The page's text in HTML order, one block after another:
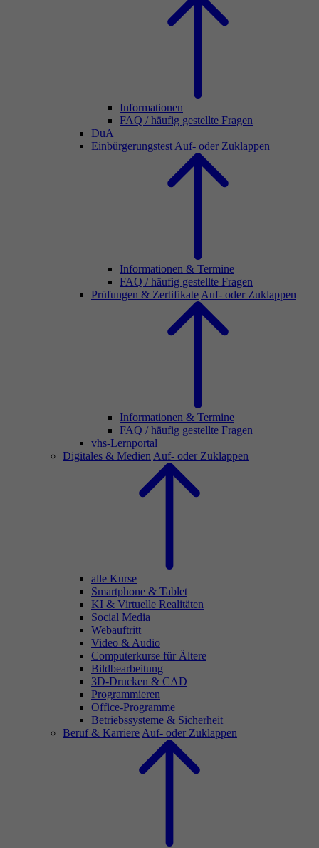
Informationen
FAQ / häufig gestellte Fragen
DuA
Einbürgerungstest Auf- oder Zuklappen
Informationen & Termine
FAQ / häufig gestellte Fragen
Prüfungen & Zertifikate Auf- oder Zuklappen
Informationen & Termine
FAQ / häufig gestellte Fragen
vhs-Lernportal
Digitales & Medien Auf- oder Zuklappen
alle Kurse
Smartphone & Tablet
KI & Virtuelle Realitäten
Social Media
Webauftritt
Video & Audio
Computerkurse für Ältere
Bildbearbeitung
3D-Drucken & CAD
Programmieren
Office-Programme
Betriebssysteme & Sicherheit
Beruf & Karriere Auf- oder Zuklappen